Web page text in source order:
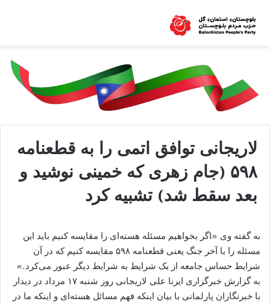
لاریجانی توافق اتمی را به قطعنامه
۵۹۸ (جام زهری که خمینی نوشید و
بعد سقط شد) تشبیه کرد
به گفته وی «اگر بخواهیم مسئله هسته‌ای را مقایسه کنیم باید این
مسئله را با آخر جنگ یعنی قطعنامه ۵۹۸ مقایسه کنیم که در آن
شرایط حساس جامعه از یک شرایط به شرایط دیگر عبور می‌کرد.»
به گزارش خبرگزاری ایرنا علی لاریجانی روز شنبه ۱۷ مرداد در دیدار
با خبرنگاران پارلمانی با بیان اینکه فهم مسائل هسته‌ای و اینکه ما در